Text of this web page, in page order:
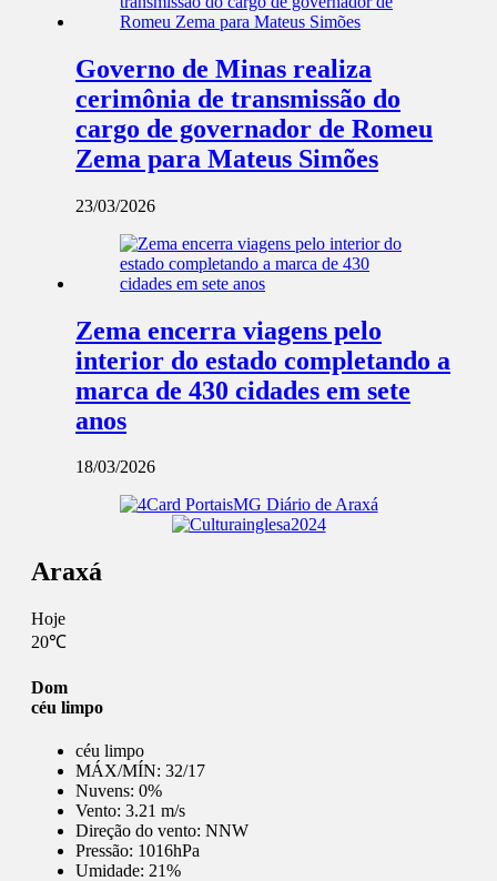
Governo de Minas realiza
cerimônia de transmissão do
cargo de governador de Romeu
Zema para Mateus Simões
23/03/2026
Zema encerra viagens pelo
interior do estado completando a
marca de 430 cidades em sete
anos
18/03/2026
Araxá
Hoje
20℃
Dom
céu limpo
céu limpo
MÁX/MÍN: 32/17
Nuvens: 0%
Vento: 3.21 m/s
Direção do vento: NNW
Pressão: 1016hPa
Umidade: 21%